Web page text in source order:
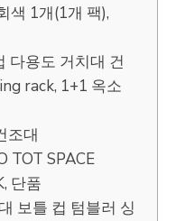
색 1개(1개 팩),
다용도 거치대 건
rack, 1+1 옥소
조대
TOT SPACE
단품
보틀 컵 텀블러 싱